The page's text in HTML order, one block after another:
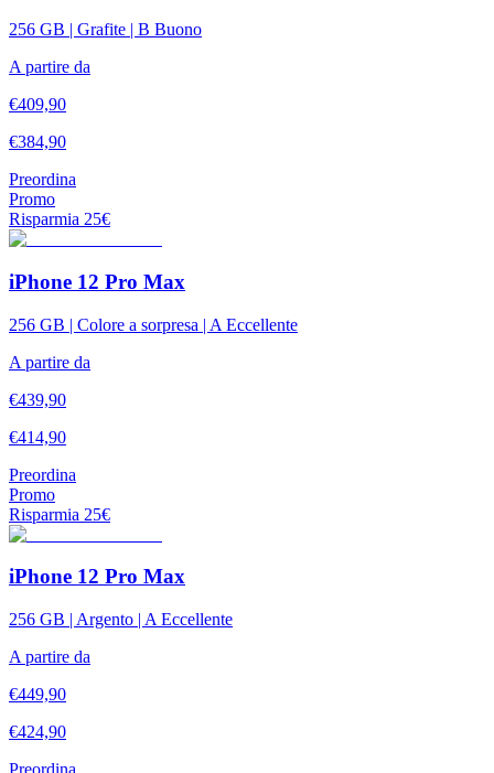
256 GB | Grafite | B Buono
A partire da
€409,90
€384,90
Preordina
Promo
Risparmia 25€
iPhone 12 Pro Max
256 GB | Colore a sorpresa | A Eccellente
A partire da
€439,90
€414,90
Preordina
Promo
Risparmia 25€
iPhone 12 Pro Max
256 GB | Argento | A Eccellente
A partire da
€449,90
€424,90
Preordina